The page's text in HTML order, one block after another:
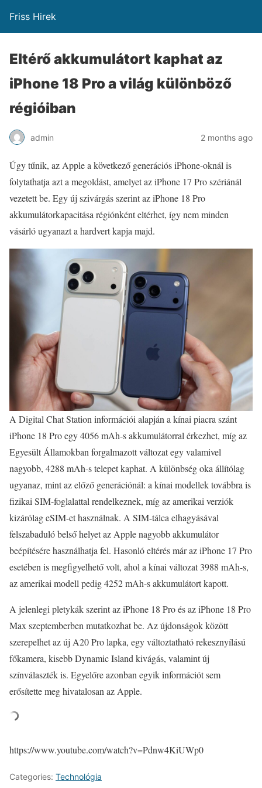
Friss Hirek
Eltérő akkumulátort kaphat az
iPhone 18 Pro a világ különböző
régióiban
admin 2 months ago
Úgy tűnik, az Apple a következő generációs iPhone-oknál is
folytathatja azt a megoldást, amelyet az iPhone 17 Pro szériánál
vezetett be. Egy új szivárgás szerint az iPhone 18 Pro
akkumulátorkapacitása régiónként eltérhet, így nem minden
vásárló ugyanazt a hardvert kapja majd.
A Digital Chat Station információi alapján a kínai piacra szánt
iPhone 18 Pro egy 4056 mAh-s akkumulátorral érkezhet, míg az
Egyesült Államokban forgalmazott változat egy valamivel
nagyobb, 4288 mAh-s telepet kaphat. A különbség oka állítólag
ugyanaz, mint az előző generációnál: a kínai modellek továbbra is
fizikai SIM-foglalattal rendelkeznek, míg az amerikai verziók
kizárólag eSIM-et használnak. A SIM-tálca elhagyásával
felszabaduló belső helyet az Apple nagyobb akkumulátor
beépítésére használhatja fel. Hasonló eltérés már az iPhone 17 Pro
esetében is megfigyelhető volt, ahol a kínai változat 3988 mAh-s,
az amerikai modell pedig 4252 mAh-s akkumulátort kapott.
A jelenlegi pletykák szerint az iPhone 18 Pro és az iPhone 18 Pro
Max szeptemberben mutatkozhat be. Az újdonságok között
szerepelhet az új A20 Pro lapka, egy változtatható rekesznyílású
főkamera, kisebb Dynamic Island kivágás, valamint új
színválaszték is. Egyelőre azonban egyik információt sem
erősítette meg hivatalosan az Apple.
https://www.youtube.com/watch?v=Pdnw4KiUWp0
Categories: Technológia